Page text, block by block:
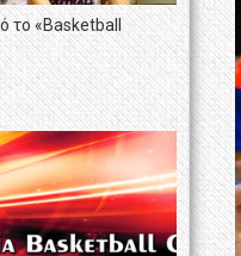
το «Basketball